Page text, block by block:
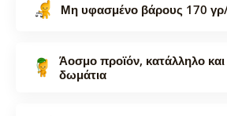
Μη υφασμένο βάρους 170
Άοσμο προϊόν, κατάλληλο και
δωμάτια